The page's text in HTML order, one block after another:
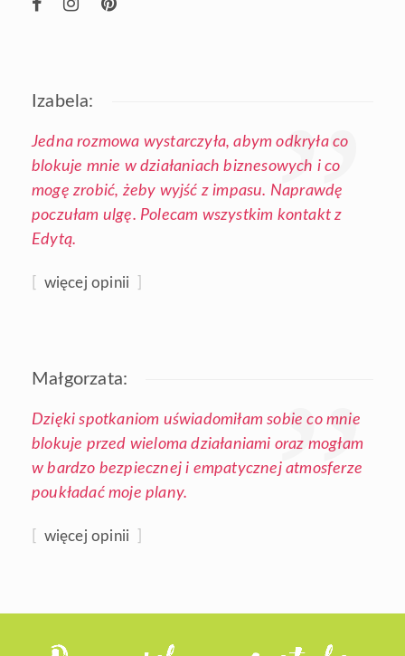
Izabela:
Jedna rozmowa wystarczyła, abym odkryła co
blokuje mnie w działaniach biznesowych i co
mogę zrobić, żeby wyjść z impasu. Naprawdę
poczułam ulgę. Polecam wszystkim kontakt z
Edytą.
więcej opinii
Małgorzata:
Dzięki spotkaniom uświadomiłam sobie co mnie
blokuje przed wieloma działaniami oraz mogłam
w bardzo bezpiecznej i empatycznej atmosferze
poukładać moje plany.
więcej opinii